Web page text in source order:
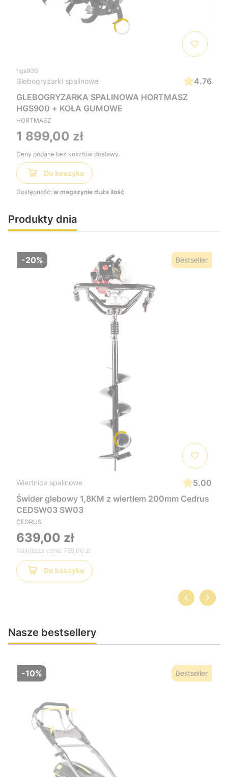
hgs900
Glebogryzarki spalinowe
4.76
GLEBOGRYZARKA SPALINOWA HORTMASZ
HGS900 + KOŁA GUMOWE
HORTMASZ
Cena
1 899,00 zł
Ceny podane bez kosztów dostawy.
Do koszyka
Dostępność: w magazynie duża ilość
Produkty dnia
-20% Bestseller
Wiertnice spalinowe
5.00
Świder glebowy 1,8KM z wiertłem 200mm Cedrus
CEDSW03 SW03
CEDRUS
639,00 zł
Najniższa cena: 759,00 zł
Do koszyka
Nasze bestsellery
-10% Bestseller